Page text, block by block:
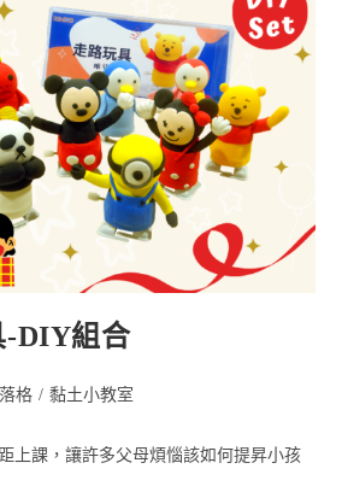
-DIY組合
格 / 黏土小教室
上課，讓許多父母煩惱該如何提昇小孩